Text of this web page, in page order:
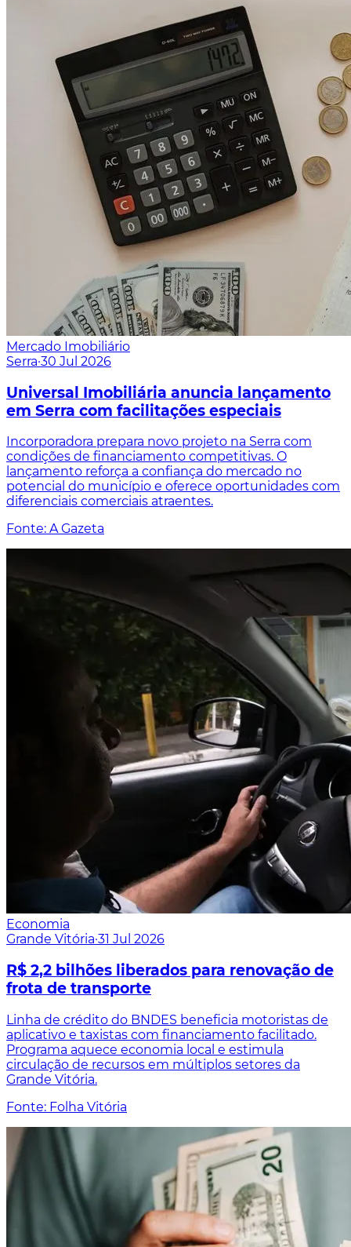
Mercado Imobiliário
Serra·30 Jul 2026
Universal Imobiliária anuncia lançamento
em Serra com facilitações especiais
Incorporadora prepara novo projeto na Serra com
condições de financiamento competitivas. O
lançamento reforça a confiança do mercado no
potencial do município e oferece oportunidades com
diferenciais comerciais atraentes.
Fonte: A Gazeta
Economia
Grande Vitória·31 Jul 2026
R$ 2,2 bilhões liberados para renovação de
frota de transporte
Linha de crédito do BNDES beneficia motoristas de
aplicativo e taxistas com financiamento facilitado.
Programa aquece economia local e estimula
circulação de recursos em múltiplos setores da
Grande Vitória.
Fonte: Folha Vitória